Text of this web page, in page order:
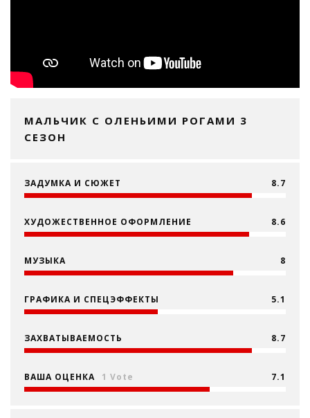
МАЛЬЧИК С ОЛЕНЬИМИ РОГАМИ 3
СЕЗОН
ЗАДУМКА И СЮЖЕТ 8.7
ХУДОЖЕСТВЕННОЕ ОФОРМЛЕНИЕ 8.6
МУЗЫКА 8
ГРАФИКА И СПЕЦЭФФЕКТЫ 5.1
ЗАХВАТЫВАЕМОСТЬ 8.7
ВАША ОЦЕНКА 1 Vote 7.1